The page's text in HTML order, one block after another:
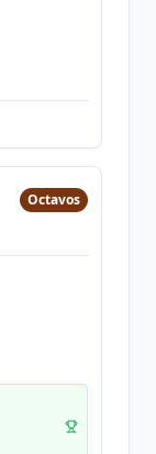
Octavos